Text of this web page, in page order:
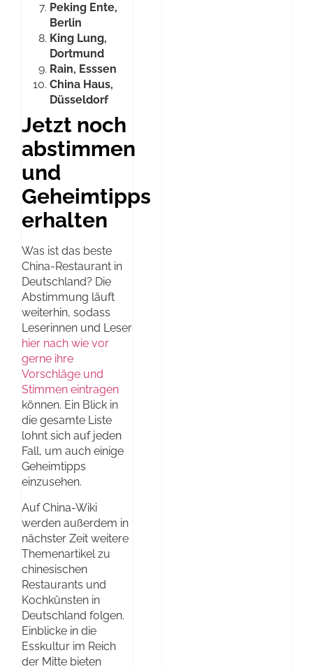
Peking Ente,
Berlin
King Lung,
Dortmund
Rain, Esssen
China Haus,
Düsseldorf
Jetzt noch
abstimmen
und
Geheimtipps
erhalten
Was ist das beste
China-Restaurant in
Deutschland? Die
Abstimmung läuft
weiterhin, sodass
Leserinnen und Leser
hier nach wie vor
gerne ihre
Vorschläge und
Stimmen eintragen
können. Ein Blick in
die gesamte Liste
lohnt sich auf jeden
Fall, um auch einige
Geheimtipps
einzusehen.
Auf China-Wiki
werden außerdem in
nächster Zeit weitere
Themenartikel zu
chinesischen
Restaurants und
Kochkünsten in
Deutschland folgen.
Einblicke in die
Esskultur im Reich
der Mitte bieten